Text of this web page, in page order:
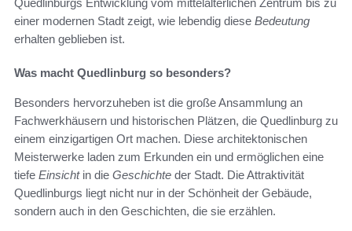
einer modernen Stadt zeigt, wie lebendig diese Bedeutung
erhalten geblieben ist.
Was macht Quedlinburg so besonders?
Besonders hervorzuheben ist die große Ansammlung an
Fachwerkhäusern und historischen Plätzen, die Quedlinburg zu
einem einzigartigen Ort machen. Diese architektonischen
Meisterwerke laden zum Erkunden ein und ermöglichen eine
tiefe Einsichtin die Geschichte der Stadt. Die Attraktivität
Quedlinburgs liegt nicht nur in der Schönheit der Gebäude,
sondern auch in den Geschichten, die sie erzählen.